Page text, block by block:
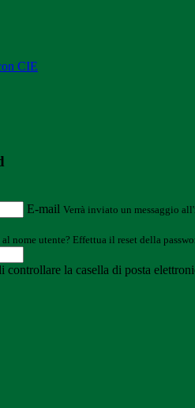
CIE
E-mail Verrà inviato un messaggio
nome utente? Effettua il reset della
controllare la casella di posta